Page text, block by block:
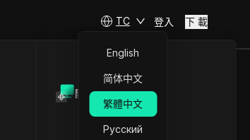
開放API
TC
English
简体中文
繁體中文
Русский
登入 下 載